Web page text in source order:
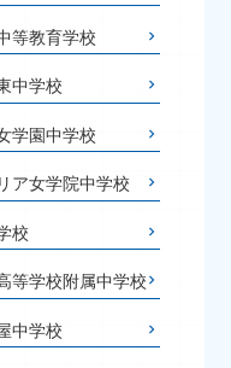
等教育学校
中学校
学園中学校
ア女学院中学校
校
等学校附属中学校
中学校